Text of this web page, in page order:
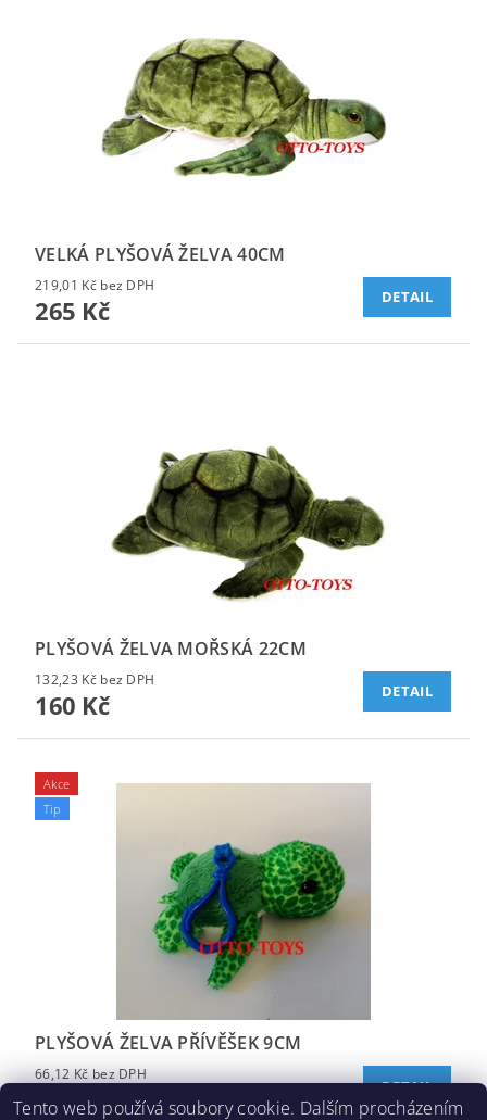
VELKÁ PLYŠOVÁ ŽELVA 40CM
219,01 Kč bez DPH
265 Kč DETAIL
PLYŠOVÁ ŽELVA MOŘSKÁ 22CM
132,23 Kč bez DPH
160 Kč DETAIL
Akce
Tip
PLYŠOVÁ ŽELVA PŘÍVĚŠEK 9CM
66,12 Kč bez DPH
80 Kč DETAIL
Tento web používá soubory cookie. Dalším procházením